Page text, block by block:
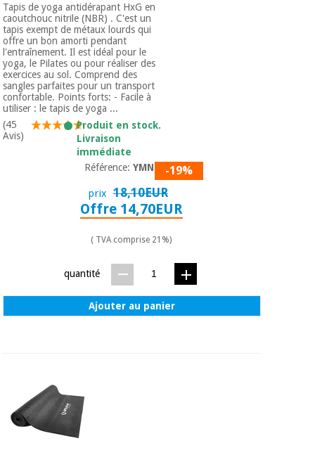
Tapis de yoga antidérapant HxG en
caoutchouc nitrile (NBR) . C'est un
tapis exempt de métaux lourds qui
offre un bon amorti pendant
l'entraînement. Il est idéal pour le
yoga, le Pilates ou pour réaliser des
exercices au sol. Comprend des
sangles parfaites pour un transport
confortable. Points forts: - Facile à
utiliser : le tapis de yoga ...
(45
Avis)
Produit en stock.
Livraison
immédiate
Référence:YMN-10-19%
prix 18,10EUR
Offre 14,70EUR
( TVA comprise 21%)
quantité
Ajouter au panier